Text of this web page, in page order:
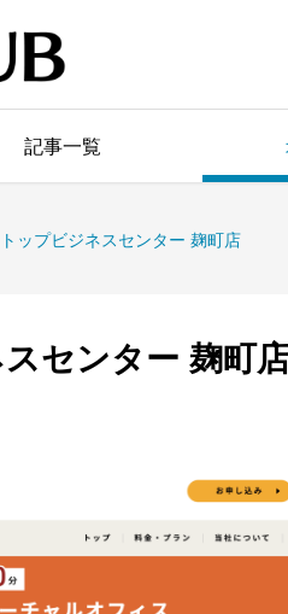
記事一覧
ップビジネスセンター 麹町店
センター 麹町